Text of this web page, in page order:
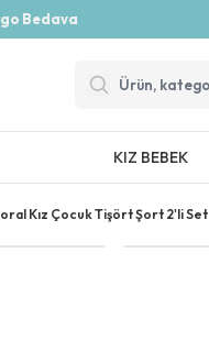
Bedava
KIZ BEBEK
Kız Çocuk Tişört Şort 2'li Set